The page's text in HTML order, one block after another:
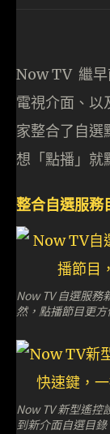
Now TV 繼早
電視介面、
家整合了自選
想「點播」就
整合自選服務
Now TV 自選服務
然，點播節目更方
Now TV 新型遙控
到新介面自選目錄